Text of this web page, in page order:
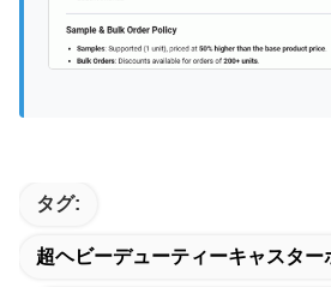
タグ:
超ヘビーデューティーキャスター